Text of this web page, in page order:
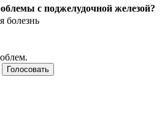
с поджелудочной железой?
болезнь